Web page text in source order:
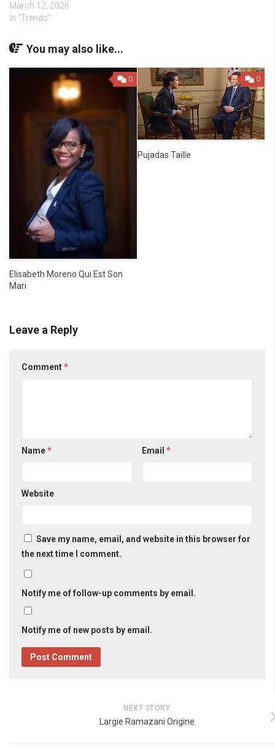
March 12, 2026
In "Trends"
You may also like...
0
Elisabeth Moreno Qui Est Son
Mari
0
Pujadas Taille
Leave a Reply
Comment*
Name* Email*
Website
Save my name, email, and website in this browser for
the next time I comment.
Notify me of follow-up comments by email.
Notify me of new posts by email.
NEXT STORY
Largie Ramazani Origine